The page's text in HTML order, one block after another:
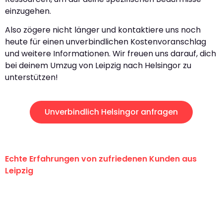
einzugehen.
Also zögere nicht länger und kontaktiere uns noch
heute für einen unverbindlichen Kostenvoranschlag
und weitere Informationen. Wir freuen uns darauf, dich
bei deinem Umzug von Leipzig nach Helsingor zu
unterstützen!
Unverbindlich Helsingor anfragen
Echte Erfahrungen von zufriedenen Kunden aus
Leipzig